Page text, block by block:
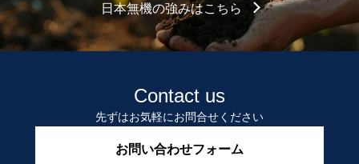
日本無機の強みはこちら
Contact us
先ずはお気軽にお問合せください
お問い合わせフォーム